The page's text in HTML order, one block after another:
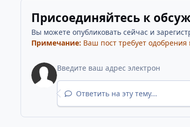
Присоединяйтесь к
Вы можете опубликовать сейчас и
Примечание: Ваш пост требует
Ответить на эту тему...